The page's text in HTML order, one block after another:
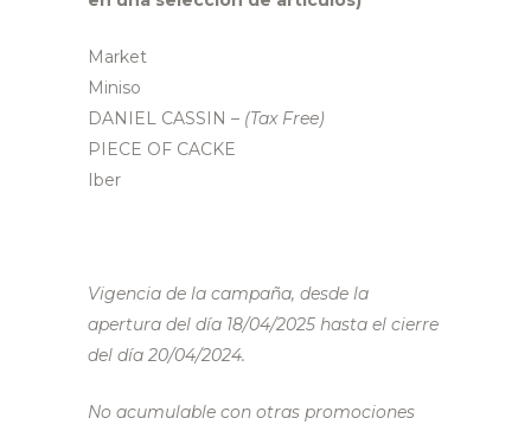
Market
Miniso
DANIEL CASSIN – (Tax Free)
PIECE OF CACKE
Iber
Vigencia de la campaña, desde la
apertura del día 18/04/2025 hasta el cierre
del día 20/04/2024.
No acumulable con otras promociones